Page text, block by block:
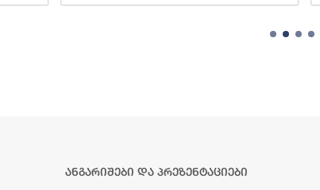
ანგარიშები და პრეზენტაციები